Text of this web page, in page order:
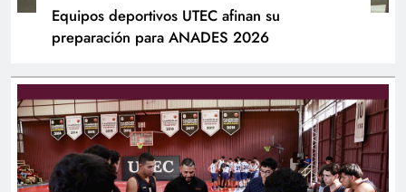
Equipos deportivos UTEC afinan su
preparación para ANADES 2026